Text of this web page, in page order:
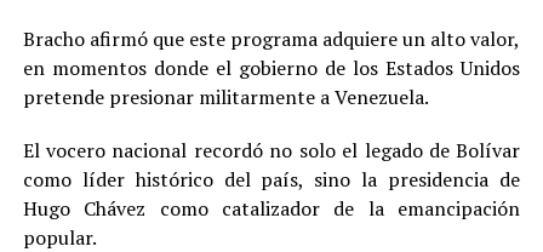
Bracho afirmó que este programa adquiere un alto valor,
en momentos donde el gobierno de los Estados Unidos
pretende presionar militarmente a Venezuela.
El vocero nacional recordó no solo el legado de Bolívar
como líder histórico del país, sino la presidencia de
Hugo Chávez como catalizador de la emancipación
popular.